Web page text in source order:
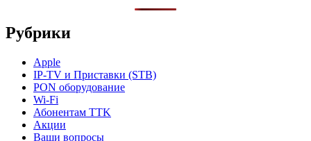
Рубрики
Apple
IP-TV и Приставки (STB)
PON оборудование
Wi-Fi
Абонентам TTK
Акции
Ваши вопросы